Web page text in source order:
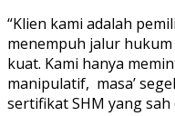
“Klien kami adalah
menempuh jalur
kuat. Kami hanya
manipulatif, masa’
sertifikat SHM yang sah